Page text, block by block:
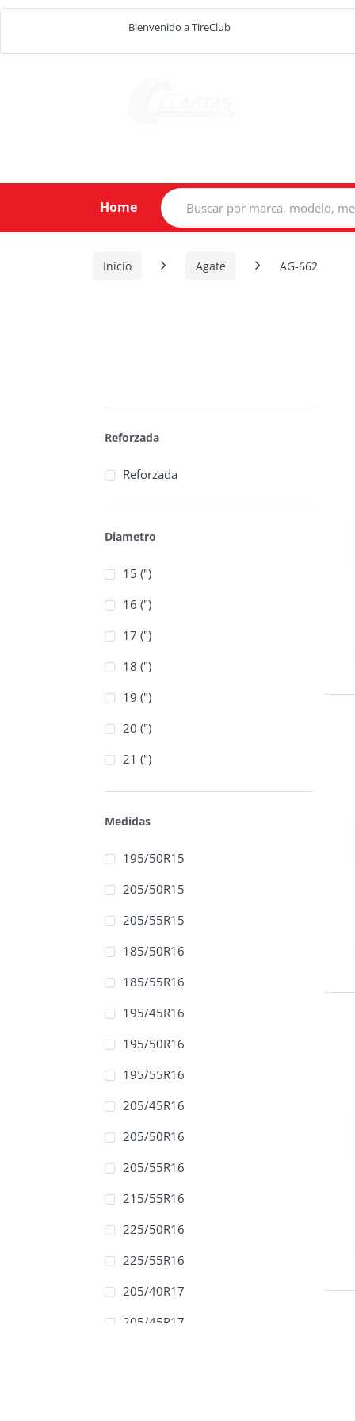
Bienvenido a TireClub
Home
Search
for:
Inicio Agate AG-662
Reforzada
Reforzada
Diametro
15 (")
16 (")
17 (")
18 (")
19 (")
20 (")
21 (")
Medidas
195/50R15
205/50R15
205/55R15
185/50R16
185/55R16
195/45R16
195/50R16
195/55R16
205/45R16
205/50R16
205/55R16
215/55R16
225/50R16
225/55R16
205/40R17
205/45R17